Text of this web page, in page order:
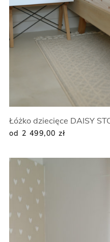
Łóżko dziecięce DAISY
od 2 499,00 zł